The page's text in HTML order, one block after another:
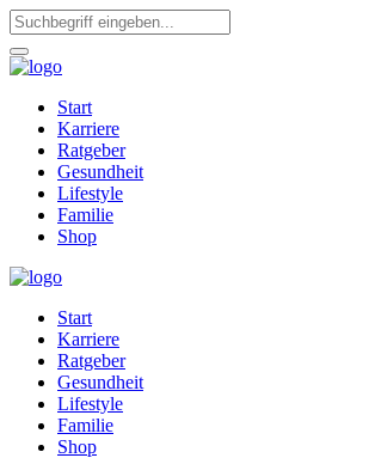
Start
Karriere
Ratgeber
Gesundheit
Lifestyle
Familie
Shop
Start
Karriere
Ratgeber
Gesundheit
Lifestyle
Familie
Shop